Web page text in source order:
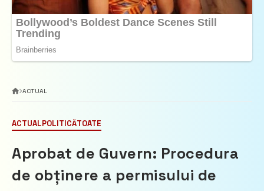
ACTUAL
ACTUALPOLITICĂTOATE
Aprobat de Guvern: Procedura
de obținere a permisului de